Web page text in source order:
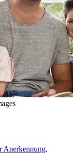
Anerkennung,